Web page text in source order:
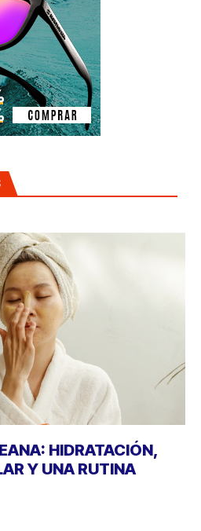
HIDRATACIÓN,
Y UNA RUTINA